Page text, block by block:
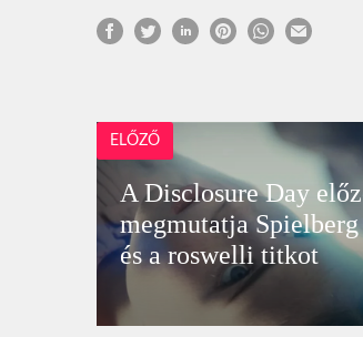
ELŐZŐ
A Disclosure Day
megmutatja
és a roswelli titkot